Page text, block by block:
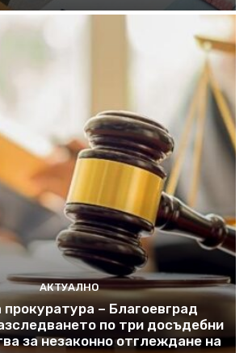
АКТУАЛНО
прокуратура – Благоевград
по три досъдебни
за незаконно отглеждане на